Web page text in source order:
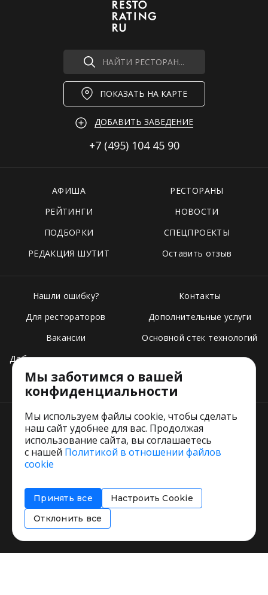
НАЙТИ РЕСТОРАН...
ПОКАЗАТЬ НА КАРТЕ
ДОБАВИТЬ ЗАВЕДЕНИЕ
+7 (495) 104 45 90
АФИША
РЕСТОРАНЫ
РЕЙТИНГИ
НОВОСТИ
ПОДБОРКИ
СПЕЦПРОЕКТЫ
РЕДАКЦИЯ ШУТИТ
Оставить отзыв
Нашли ошибку?
Для рестораторов
Вакансии
Добавить свое заведение
Тарифы
Контакты
Дополнительные услуги
Основной стек технологий
Пользовательское соглашение
Соглашение об информировании
Политика использования cookies
Мы заботимся о вашей
конфиденциальности
Мы используем файлы cookie, чтобы сделать
наш сайт удобнее для вас. Продолжая
использование сайта, вы соглашаетесь
с нашей Политикой в отношении файлов
cookie
Принять все
Настроить Cookie
Отклонить все